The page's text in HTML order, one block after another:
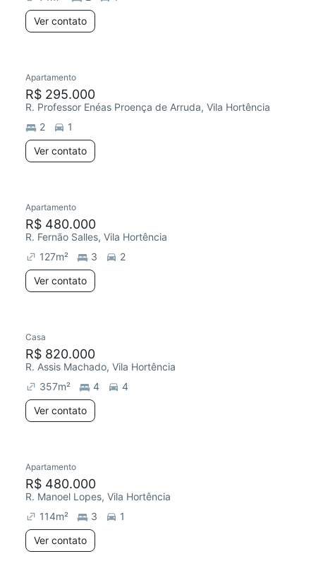
Ver contato
Apartamento
R$ 295.000
R. Professor Enéas Proença de Arruda, Vila Hortência
2
1
Ver contato
Apartamento
R$ 480.000
R. Fernão Salles, Vila Hortência
127m² 3
2
Ver contato
Casa
R$ 820.000
R. Assis Machado, Vila Hortência
357m² 4
4
Ver contato
Apartamento
R$ 480.000
R. Manoel Lopes, Vila Hortência
114m² 3
1
Ver contato